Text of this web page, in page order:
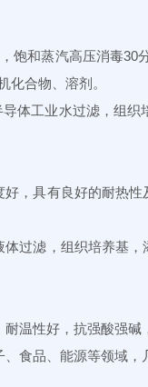
和蒸汽高压消毒30
化合物、溶剂。
体工业水过滤，组织
，具有良好的耐热性
过滤，组织培养基，
温性好，抗强酸强碱
食品、能源等领域，